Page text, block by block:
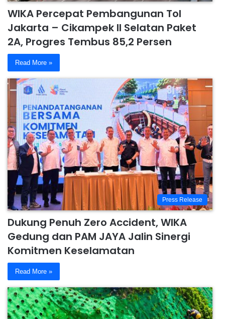
WIKA Percepat Pembangunan Tol
Jakarta – Cikampek II Selatan Paket
2A, Progres Tembus 85,2 Persen
Read More »
Press Release
Dukung Penuh Zero Accident, WIKA
Gedung dan PAM JAYA Jalin Sinergi
Komitmen Keselamatan
Read More »